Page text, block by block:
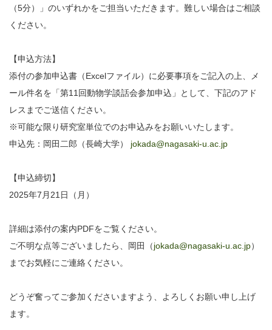
（5分）」のいずれかをご担当いただきます。難しい場合はご相談
ください。
【申込方法】
添付の参加申込書（Excelファイル）に必要事項をご記入の上、メ
ール件名を「第11回動物学談話会参加申込」として、下記のアド
レスまでご送信ください。
※可能な限り研究室単位でのお申込みをお願いいたします。
申込先：岡田二郎（長崎大学） jokada@nagasaki-u.ac.jp
【申込締切】
2025年7月21日（月）
詳細は添付の案内PDFをご覧ください。
ご不明な点等ございましたら、岡田（jokada@nagasaki-u.ac.jp）
までお気軽にご連絡ください。
どうぞ奮ってご参加くださいますよう、よろしくお願い申し上げ
ます。